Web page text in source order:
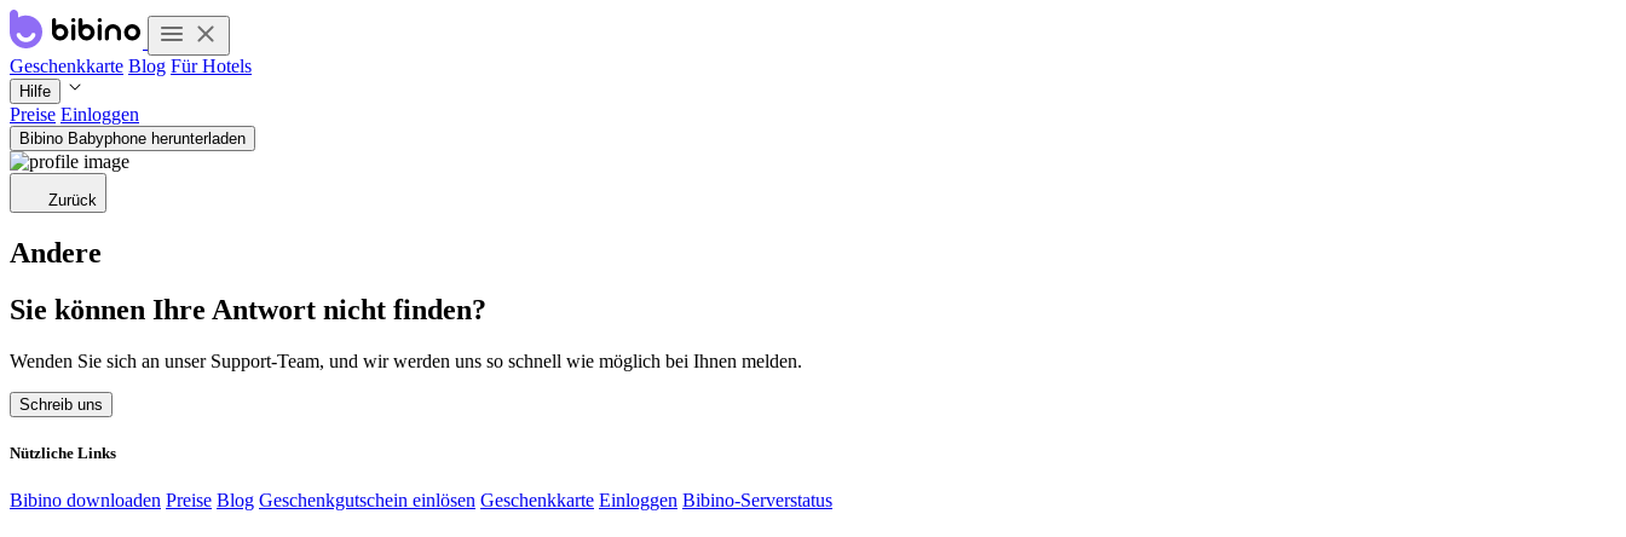
Geschenkkarte Blog Für Hotels
Hilfe
Preise Einloggen
Bibino Babyphone herunterladen
Zurück
Andere
Sie können Ihre Antwort nicht finden?
Wenden Sie sich an unser Support-Team, und wir werden uns so schnell wie möglich bei Ihnen melden.
Schreib uns
Nützliche Links
Bibino downloaden Preise Blog Geschenkgutschein einlösen Geschenkkarte Einloggen Bibino-Serverstatus